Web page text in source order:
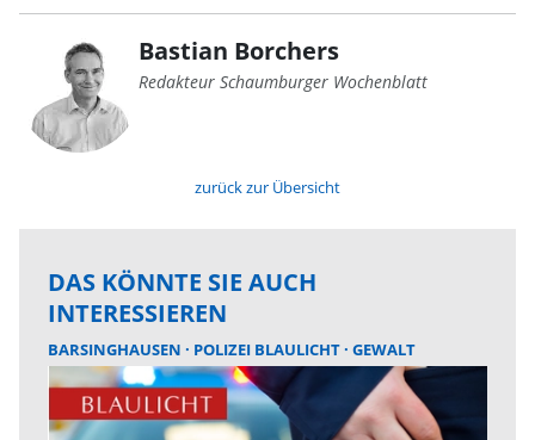
Bastian Borchers
Redakteur Schaumburger Wochenblatt
zurück zur Übersicht
DAS KÖNNTE SIE AUCH
INTERESSIEREN
BARSINGHAUSEN POLIZEI BLAULICHT GEWALT